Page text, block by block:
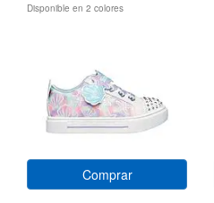
Disponible en 2 colores
Comprar